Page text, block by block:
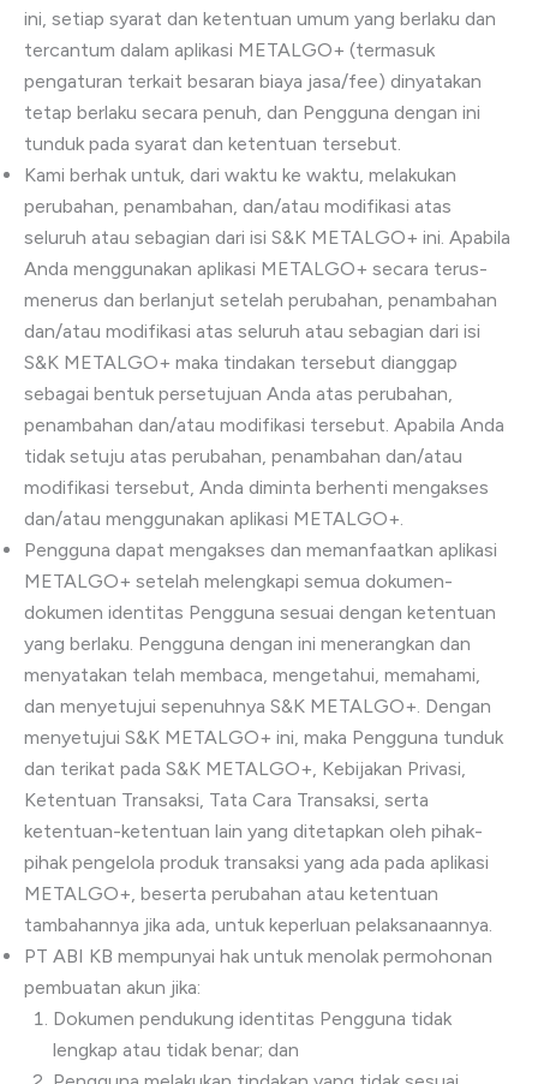
ini, setiap syarat dan ketentuan umum yang berlaku dan
tercantum dalam aplikasi METALGO+ (termasuk
pengaturan terkait besaran biaya jasa/fee) dinyatakan
tetap berlaku secara penuh, dan Pengguna dengan ini
tunduk pada syarat dan ketentuan tersebut.
Kami berhak untuk, dari waktu ke waktu, melakukan
perubahan, penambahan, dan/atau modifikasi atas
seluruh atau sebagian dari isi S&K METALGO+ ini. Apabila
Anda menggunakan aplikasi METALGO+ secara terus-
menerus dan berlanjut setelah perubahan, penambahan
dan/atau modifikasi atas seluruh atau sebagian dari isi
S&K METALGO+ maka tindakan tersebut dianggap
sebagai bentuk persetujuan Anda atas perubahan,
penambahan dan/atau modifikasi tersebut. Apabila Anda
tidak setuju atas perubahan, penambahan dan/atau
modifikasi tersebut, Anda diminta berhenti mengakses
dan/atau menggunakan aplikasi METALGO+.
Pengguna dapat mengakses dan memanfaatkan aplikasi
METALGO+ setelah melengkapi semua dokumen-
dokumen identitas Pengguna sesuai dengan ketentuan
yang berlaku. Pengguna dengan ini menerangkan dan
menyatakan telah membaca, mengetahui, memahami,
dan menyetujui sepenuhnya S&K METALGO+. Dengan
menyetujui S&K METALGO+ ini, maka Pengguna tunduk
dan terikat pada S&K METALGO+, Kebijakan Privasi,
Ketentuan Transaksi, Tata Cara Transaksi, serta
ketentuan-ketentuan lain yang ditetapkan oleh pihak-
pihak pengelola produk transaksi yang ada pada aplikasi
METALGO+, beserta perubahan atau ketentuan
tambahannya jika ada, untuk keperluan pelaksanaannya.
PT ABI KB mempunyai hak untuk menolak permohonan
pembuatan akun jika:
Dokumen pendukung identitas Pengguna tidak
lengkap atau tidak benar; dan